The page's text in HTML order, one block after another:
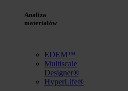
Analiza
materiałów
EDEM™
Multiscale
Designer®
HyperLife®